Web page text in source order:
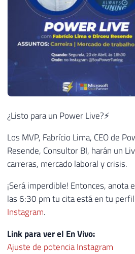
¿Listo para un Power Live?⚡
Los MVP, Fabrício Lima, CEO de
Resende, Consultor BI, harán un
carreras, mercado laboral y crisis.
¡Será imperdible! Entonces, anota
las 6:30 pm tu cita está en tu
Instagram.
Link para ver el En Vivo:
Ajuste de potencia Instagram